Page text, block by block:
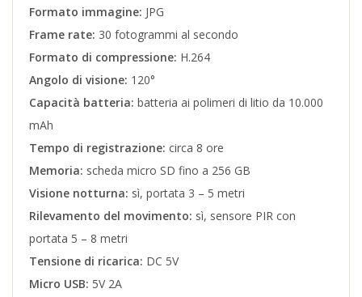
Formato immagine: JPG
Frame rate: 30 fotogrammi al secondo
Formato di compressione: H.264
Angolo di visione: 120°
Capacità batteria: batteria ai polimeri di litio da 10.000
mAh
Tempo di registrazione: circa 8 ore
Memoria: scheda micro SD fino a 256 GB
Visione notturna: sì, portata 3 – 5 metri
Rilevamento del movimento: sì, sensore PIR con
portata 5 – 8 metri
Tensione di ricarica: DC 5V
Micro USB: 5V 2A